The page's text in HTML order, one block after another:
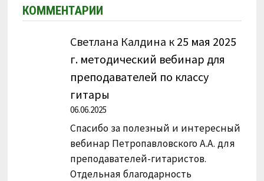
КОММЕНТАРИИ
Светлана Калдина к 25 мая 2025
г. методический вебинар для
преподавателей по классу
гитары
06.06.2025
Спасибо за полезный и интересный
вебинар Петропавловского А.А. для
преподавателей-гитаристов.
Отдельная благодарность